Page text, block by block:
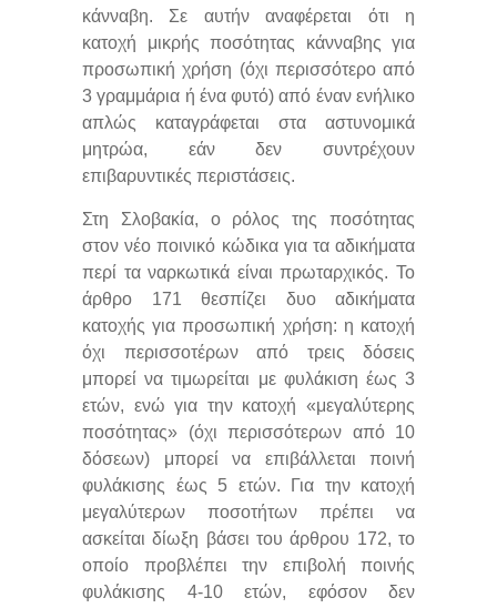
κάνναβη. Σε αυτήν αναφέρεται ότι η
κατοχή μικρής ποσότητας κάνναβης για
προσωπική χρήση (όχι περισσότερο από
3 γραμμάρια ή ένα φυτό) από έναν ενήλικο
απλώς καταγράφεται στα αστυνομικά
μητρώα, εάν δεν συντρέχουν
επιβαρυντικές περιστάσεις.
Στη Σλοβακία, ο ρόλος της ποσότητας
στον νέο ποινικό κώδικα για τα αδικήματα
περί τα ναρκωτικά είναι πρωταρχικός. Το
άρθρο 171 θεσπίζει δυο αδικήματα
κατοχής για προσωπική χρήση: η κατοχή
όχι περισσοτέρων από τρεις δόσεις
μπορεί να τιμωρείται με φυλάκιση έως 3
ετών, ενώ για την κατοχή «μεγαλύτερης
ποσότητας» (όχι περισσότερων από 10
δόσεων) μπορεί να επιβάλλεται ποινή
φυλάκισης έως 5 ετών. Για την κατοχή
μεγαλύτερων ποσοτήτων πρέπει να
ασκείται δίωξη βάσει του άρθρου 172, το
οποίο προβλέπει την επιβολή ποινής
φυλάκισης 4-10 ετών, εφόσον δεν